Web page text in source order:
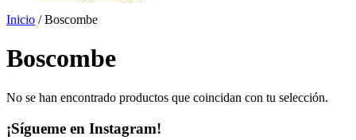
Inicio / Boscombe
Boscombe
No se han encontrado productos que coincidan con tu selección.
¡Sígueme en Instagram!